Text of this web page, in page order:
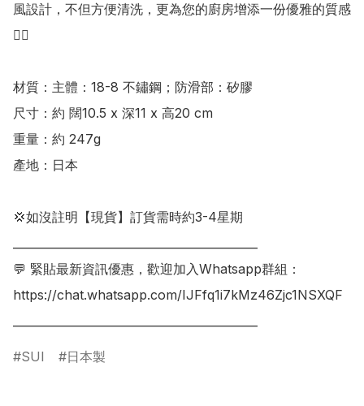
風設計，不但方便清洗，更為您的廚房增添一份優雅的質感
👍🏻
材質：主體：18-8 不鏽鋼；防滑部：矽膠
尺寸：約 闊10.5 x 深11 x 高20 cm
重量：約 247g
產地：日本
💢如沒註明【現貨】訂貨需時約3-4星期
💬 緊貼最新資訊優惠，歡迎加入Whatsapp群組：
https://chat.whatsapp.com/IJFfq1i7kMz46Zjc1NSXQF
SUI 日本製